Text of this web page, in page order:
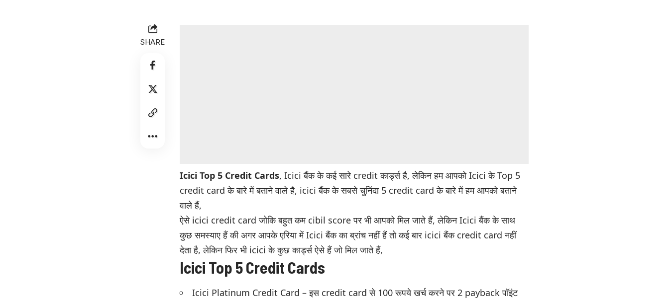
SHARE
Icici Top 5 Credit Cards, Icici बैंक के कई सारे credit कार्ड्स है, लेकिन हम आपको Icici के Top 5
credit card के बारे में बताने वाले है, icici बैंक के सबसे चुनिंदा 5 credit card के बारे में हम आपको बताने
वाले हैं,
ऐसे icici credit card जोकि बहुत कम cibil score पर भी आपको मिल जाते हैं, लेकिन Icici बैंक के साथ
कुछ समस्याए हैं की अगर आपके एरिया में Icici बैंक का ब्रांच नहीं हैं तो कई बार icici बैंक credit card नहीं
देता है, लेकिन फिर भी icici के कुछ कार्ड्स ऐसे हैं जो मिल जाते हैं,
Icici Top 5 Credit Cards
Icici Platinum Credit Card – इस credit card से 100 रूपये खर्च करने पर 2 payback पॉइंट